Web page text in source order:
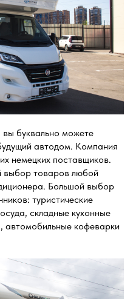
буквально можете
автодом. Компания
немецких поставщиков.
выбор товаров любой
Большой выбор
туристические
складные кухонные
автомобильные кофеварки